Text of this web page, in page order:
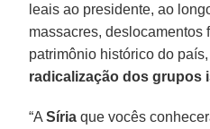
leais ao presidente, ao
massacres, deslocamentos
patrimônio histórico do
radicalização dos grupos
“ASíria que vocês